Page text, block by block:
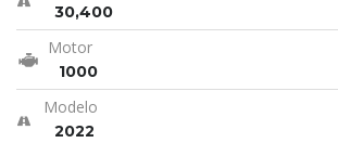
30,400
Motor
1000
Modelo
2022